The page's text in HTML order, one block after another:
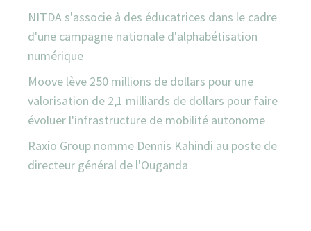
NITDA s'associe à des éducatrices dans le cadre
d'une campagne nationale d'alphabétisation
numérique
Moove lève 250 millions de dollars pour une
valorisation de 2,1 milliards de dollars pour faire
évoluer l'infrastructure de mobilité autonome
Raxio Group nomme Dennis Kahindi au poste de
directeur général de l'Ouganda